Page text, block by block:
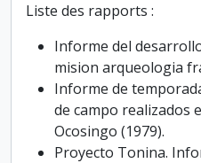
Liste des rapports :
Informe del
mision arqueologia
Informe de
de campo realizados
Ocosingo (1979).
Proyecto Tonina.